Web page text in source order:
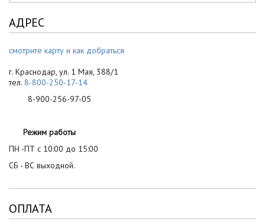
АДРЕС
смотрите карту и как добраться
г. Краснодар, ул. 1 Мая, 388/1
тел. 8-800-250-17-14
8-900-256-97-05
Режим работы
ПН -ПТ с 10:00 до 15:00
СБ - ВС выходной.
ОПЛАТА